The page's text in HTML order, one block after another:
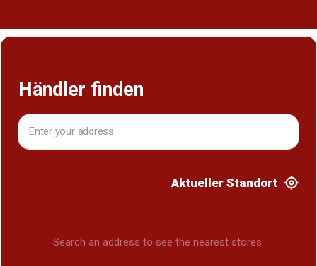
Händler finden
Aktueller Standort
Search an address to see the nearest stores.